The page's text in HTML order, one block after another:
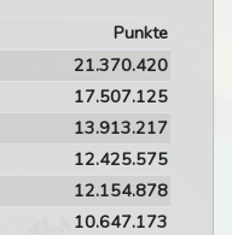
Punkte
21.370.420
17.507.125
13.913.217
12.425.575
12.154.878
10.647.173